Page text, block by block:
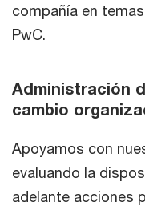
compañía en
PwC.
Administración
cambio
Apoyamos con
evaluando la
adelante acciones